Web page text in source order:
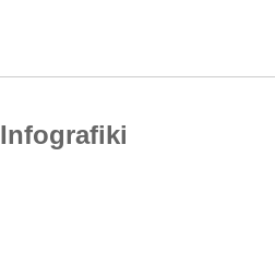
Infografiki